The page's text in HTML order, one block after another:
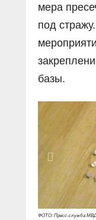
мера
под
базы.
ФОТО: Пресс-служба МВД